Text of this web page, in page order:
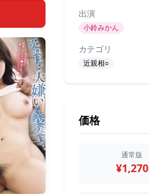
出演
小鈴みかん
カテゴリ
近親相○
価格
通常版
¥1,270